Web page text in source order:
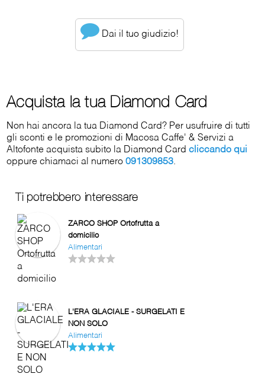
Dai il tuo giudizio!
Acquista la tua Diamond Card
Non hai ancora la tua Diamond Card? Per usufruire di tutti
gli sconti e le promozioni di Macosa Caffe' & Servizi a
Altofonte acquista subito la Diamond Cardcliccando qui
oppure chiamaci al numero091309853.
Ti potrebbero interessare
ZARCO SHOP Ortofrutta a
domicilio
Alimentari
L'ERA GLACIALE - SURGELATI E
NON SOLO
Alimentari